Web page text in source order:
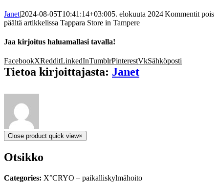
Janet|2024-08-05T10:41:14+03:005. elokuuta 2024|Kommentit pois
päältä artikkelissa Tappara Store in Tampere
Jaa kirjoitus haluamallasi tavalla!
FacebookXRedditLinkedInTumblrPinterestVkSähköposti
Tietoa kirjoittajasta: Janet
Close product quick view×
Otsikko
Categories: X°CRYO – paikalliskylmähoito